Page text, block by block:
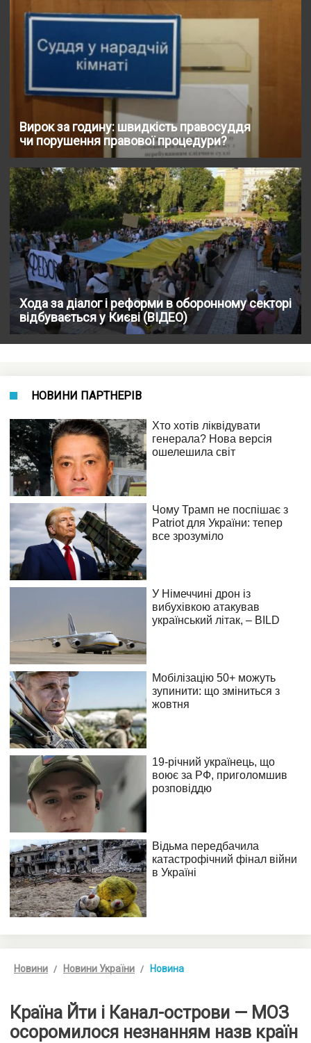
Вирок за годину: швидкість правосуддя
чи порушення правової процедури?
Хода за діалог і реформи в оборонному секторі
відбувається у Києві (ВІДЕО)
НОВИНИ ПАРТНЕРІВ
Новини Новини України Новина
Країна Йти і Канал-острови — МОЗ
осоромилося незнанням назв країн